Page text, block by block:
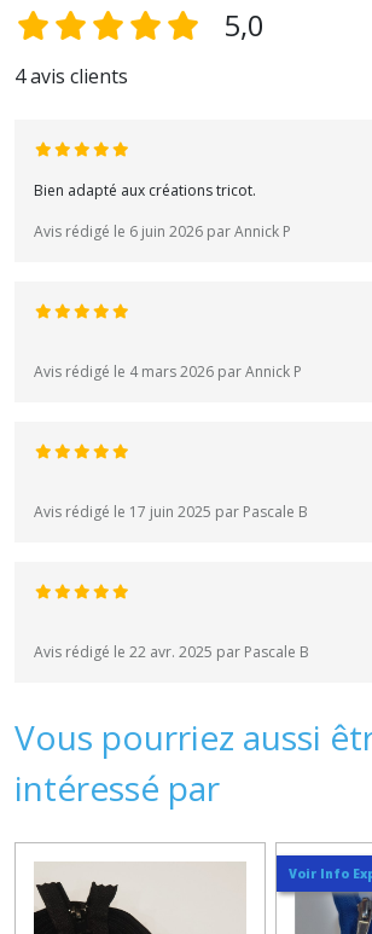
5,0
4 avis clients
Bien adapté aux créations tricot.
Avis rédigé le 6 juin 2026 par Annick P
Avis rédigé le 4 mars 2026 par Annick P
Avis rédigé le 17 juin 2025 par Pascale B
Avis rédigé le 22 avr. 2025 par Pascale B
Vous pourriez aussi
intéressé par